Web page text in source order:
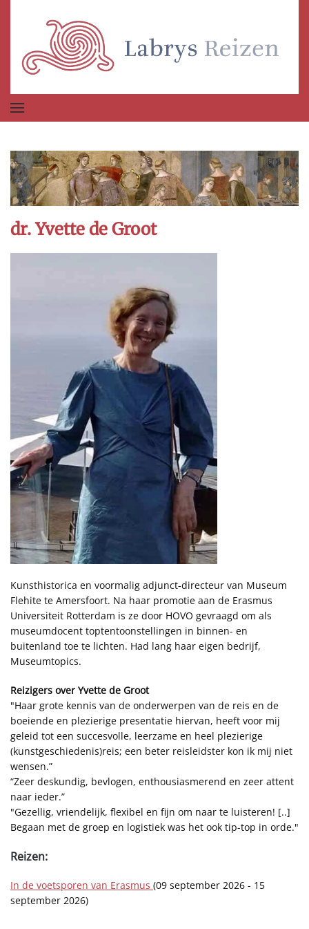
Terug naar hoofdinhoud
dr. Yvette de Groot
Kunsthistorica en voormalig adjunct-directeur van Museum
Flehite te Amersfoort. Na haar promotie aan de Erasmus
Universiteit Rotterdam is ze door HOVO gevraagd om als
museumdocent toptentoonstellingen in binnen- en
buitenland toe te lichten. Had lang haar eigen bedrijf,
Museumtopics.
Reizigers over Yvette de Groot
"Haar grote kennis van de onderwerpen van de reis en de
boeiende en plezierige presentatie hiervan, heeft voor mij
geleid tot een succesvolle, leerzame en heel plezierige
(kunstgeschiedenis)reis; een beter reisleidster kon ik mij niet
wensen.”
“Zeer deskundig, bevlogen, enthousiasmerend en zeer attent
naar ieder.”
"Gezellig, vriendelijk, flexibel en fijn om naar te luisteren! [..]
Begaan met de groep en logistiek was het ook tip-top in orde."
Reizen:
In de voetsporen van Erasmus (09 september 2026 - 15
september 2026)